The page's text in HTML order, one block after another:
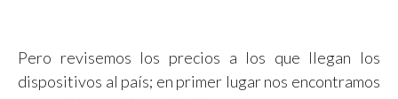
Pero revisemos los precios a los que llegan los
dispositivos al país; en primer lugar nos encontramos